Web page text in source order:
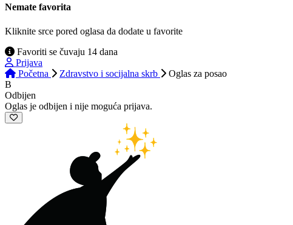
Nemate favorita
Kliknite srce pored oglasa da dodate u favorite
Favoriti se čuvaju 14 dana
Prijava
Početna
Zdravstvo i socijalna skrb Oglas za posao
B
Odbijen
Oglas je odbijen i nije moguća prijava.